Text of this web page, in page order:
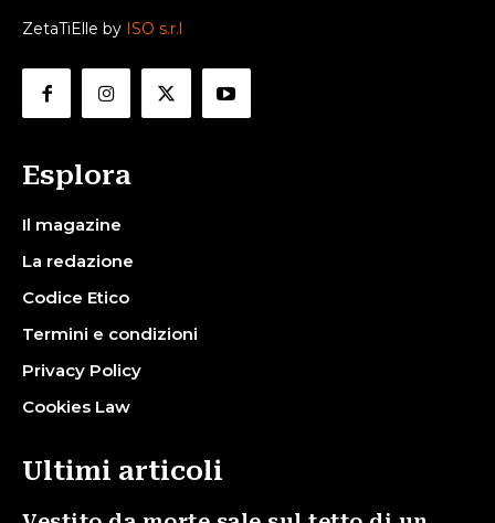
ZetaTiElle by ISO s.r.l
Esplora
Il magazine
La redazione
Codice Etico
Termini e condizioni
Privacy Policy
Cookies Law
Ultimi articoli